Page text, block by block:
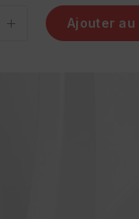
+ Ajouter